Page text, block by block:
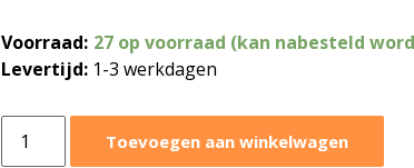
Voorraad: 27 op voorraad (kan nabesteld
Levertijd: 1-3 werkdagen
Silent
Toevoegen aan winkelwagen